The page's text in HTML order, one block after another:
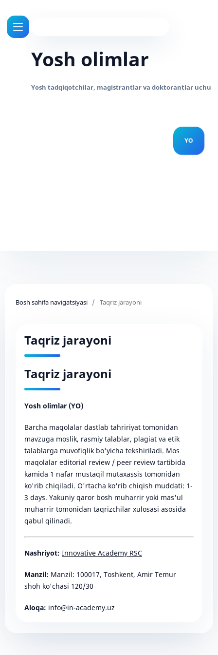
Yosh olimlar
Bosh sahifa navigatsiyasi / Taqriz jarayoni
Taqriz jarayoni
Taqriz jarayoni
Yosh olimlar (YO)
Barcha maqolalar dastlab tahririyat tomonidan
mavzuga moslik, rasmiy talablar, plagiat va etik
talablarga muvofiqlik bo'yicha tekshiriladi. Mos
maqolalar editorial review / peer review tartibida
kamida 1 nafar mustaqil mutaxassis tomonidan
ko'rib chiqiladi. O'rtacha ko'rib chiqish muddati: 1-
3 days. Yakuniy qaror bosh muharrir yoki mas'ul
muharrir tomonidan taqrizchilar xulosasi asosida
qabul qilinadi.
Nashriyot: Innovative Academy RSC
Manzil: Manzil: 100017, Toshkent, Amir Temur
shoh ko'chasi 120/30
Aloqa: info@in-academy.uz